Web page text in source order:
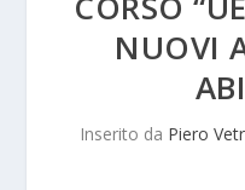
NUOVI
Inserito da Piero